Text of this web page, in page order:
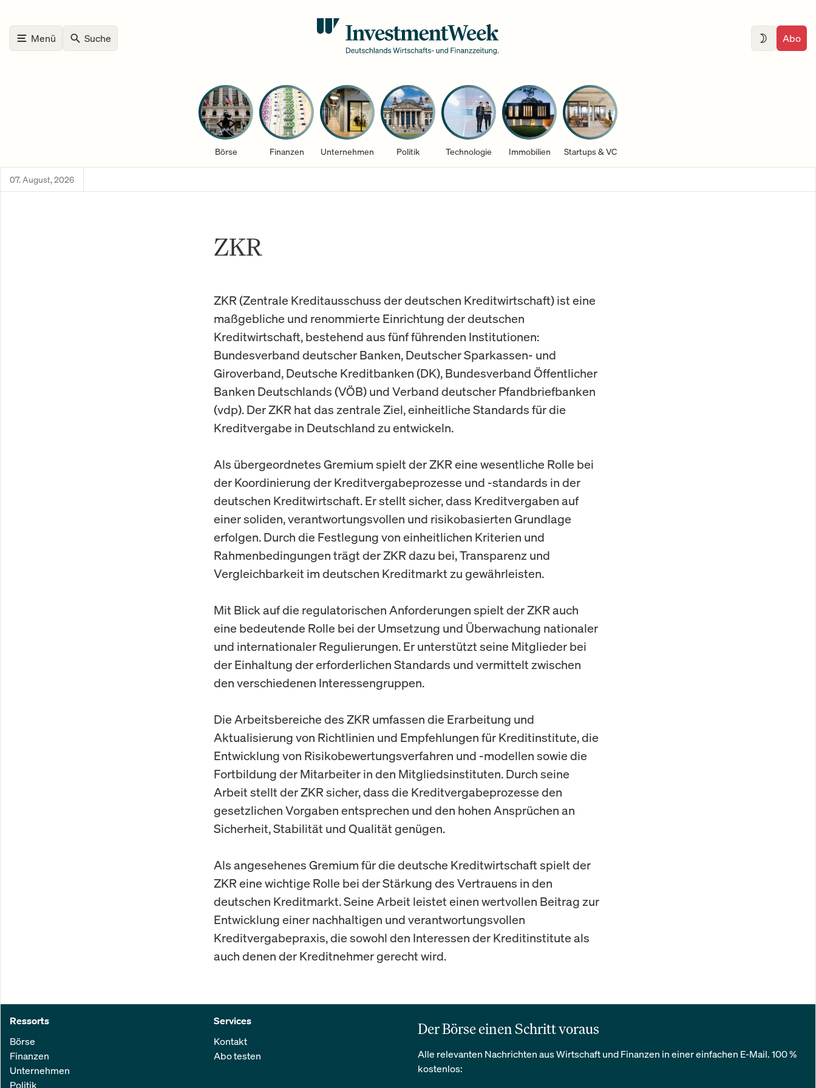
Menü Suche Abo
Börse Finanzen Unternehmen Politik Technologie Immobilien Startups & VC
07. August, 2026
ZKR
ZKR (Zentrale Kreditausschuss der deutschen Kreditwirtschaft) ist eine
maßgebliche und renommierte Einrichtung der deutschen
Kreditwirtschaft, bestehend aus fünf führenden Institutionen:
Bundesverband deutscher Banken, Deutscher Sparkassen- und
Giroverband, Deutsche Kreditbanken (DK), Bundesverband Öffentlicher
Banken Deutschlands (VÖB) und Verband deutscher Pfandbriefbanken
(vdp). Der ZKR hat das zentrale Ziel, einheitliche Standards für die
Kreditvergabe in Deutschland zu entwickeln.
Als übergeordnetes Gremium spielt der ZKR eine wesentliche Rolle bei
der Koordinierung der Kreditvergabeprozesse und -standards in der
deutschen Kreditwirtschaft. Er stellt sicher, dass Kreditvergaben auf
einer soliden, verantwortungsvollen und risikobasierten Grundlage
erfolgen. Durch die Festlegung von einheitlichen Kriterien und
Rahmenbedingungen trägt der ZKR dazu bei, Transparenz und
Vergleichbarkeit im deutschen Kreditmarkt zu gewährleisten.
Mit Blick auf die regulatorischen Anforderungen spielt der ZKR auch
eine bedeutende Rolle bei der Umsetzung und Überwachung nationaler
und internationaler Regulierungen. Er unterstützt seine Mitglieder bei
der Einhaltung der erforderlichen Standards und vermittelt zwischen
den verschiedenen Interessengruppen.
Die Arbeitsbereiche des ZKR umfassen die Erarbeitung und
Aktualisierung von Richtlinien und Empfehlungen für Kreditinstitute, die
Entwicklung von Risikobewertungsverfahren und -modellen sowie die
Fortbildung der Mitarbeiter in den Mitgliedsinstituten. Durch seine
Arbeit stellt der ZKR sicher, dass die Kreditvergabeprozesse den
gesetzlichen Vorgaben entsprechen und den hohen Ansprüchen an
Sicherheit, Stabilität und Qualität genügen.
Als angesehenes Gremium für die deutsche Kreditwirtschaft spielt der
ZKR eine wichtige Rolle bei der Stärkung des Vertrauens in den
deutschen Kreditmarkt. Seine Arbeit leistet einen wertvollen Beitrag zur
Entwicklung einer nachhaltigen und verantwortungsvollen
Kreditvergabepraxis, die sowohl den Interessen der Kreditinstitute als
auch denen der Kreditnehmer gerecht wird.
Ressorts
Börse
Finanzen
Unternehmen
Politik
Services
Kontakt
Abo testen
Der Börse einen Schritt voraus
Alle relevanten Nachrichten aus Wirtschaft und Finanzen in einer einfachen E-Mail. 100 %
kostenlos: